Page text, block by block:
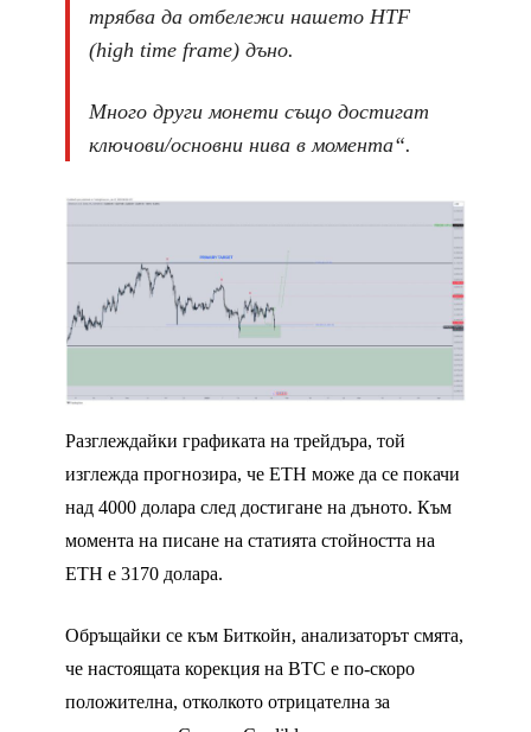
трябва да отбележи нашето HTF
(high time frame) дъно.
Много други монети също достигат
ключови/основни нива в момента“.
Разглеждайки графиката на трейдъра, той
изглежда прогнозира, че ETH може да се покачи
над 4000 долара след достигане на дъното. Към
момента на писане на статията стойността на
ETH е 3170 долара.
Обръщайки се към Биткойн, анализаторът смята,
че настоящата корекция на BTC е по-скоро
положителна, отколкото отрицателна за